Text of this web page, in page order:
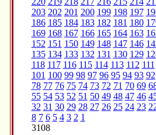
203 202 201 200 199 198 197
186 185 184 183 182 181 180
169 168 167 166 165 164 163
152 151 150 149 148 147 146
135 134 133 132 131 130 129
118 117 116 115 114 113 112 111
101 100 99 98 97 96 95 94 93 92
78 77 76 75 74 73 72 71 70 69
55 54 53 52 51 50 49 48 47 46
32 31 30 29 28 27 26 25 24 23
8 7 6 5 4 3 2 1
3108